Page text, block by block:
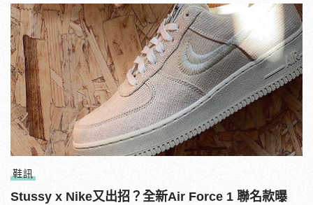
鞋訊
Stussy x Nike又出招？全新Air Force 1 聯名款曝